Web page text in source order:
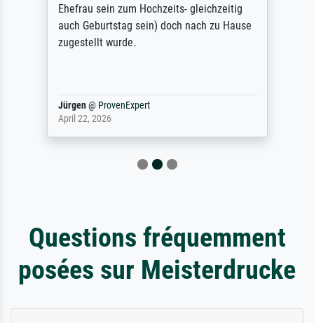
Ehefrau sein zum Hochzeits- gleichzeitig
auch Geburtstag sein) doch nach zu Hause
zugestellt wurde.
Jürgen@ ProvenExpert
April 22, 2026
Questions fréquemment
posées sur Meisterdrucke